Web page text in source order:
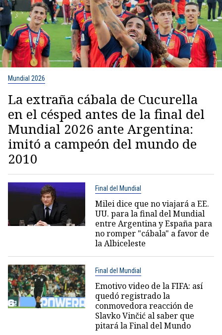
Mundial 2026
La extraña cábala de Cucurella
en el césped antes de la final del
Mundial 2026 ante Argentina:
imitó a campeón del mundo de
2010
Final del Mundial
Milei dice que no viajará a EE.
UU. para la final del Mundial
entre Argentina y España para
no romper "cábala" a favor de
la Albiceleste
Final del Mundial
Emotivo video de la FIFA: así
quedó registrado la
conmovedora reacción de
Slavko Vinčić al saber que
pitará la Final del Mundo